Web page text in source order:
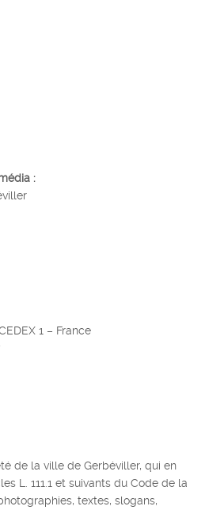
:
1 – France
de la ville de Gerbéviller, qui en
L. 111.1 et suivants du Code de la
textes, slogans,